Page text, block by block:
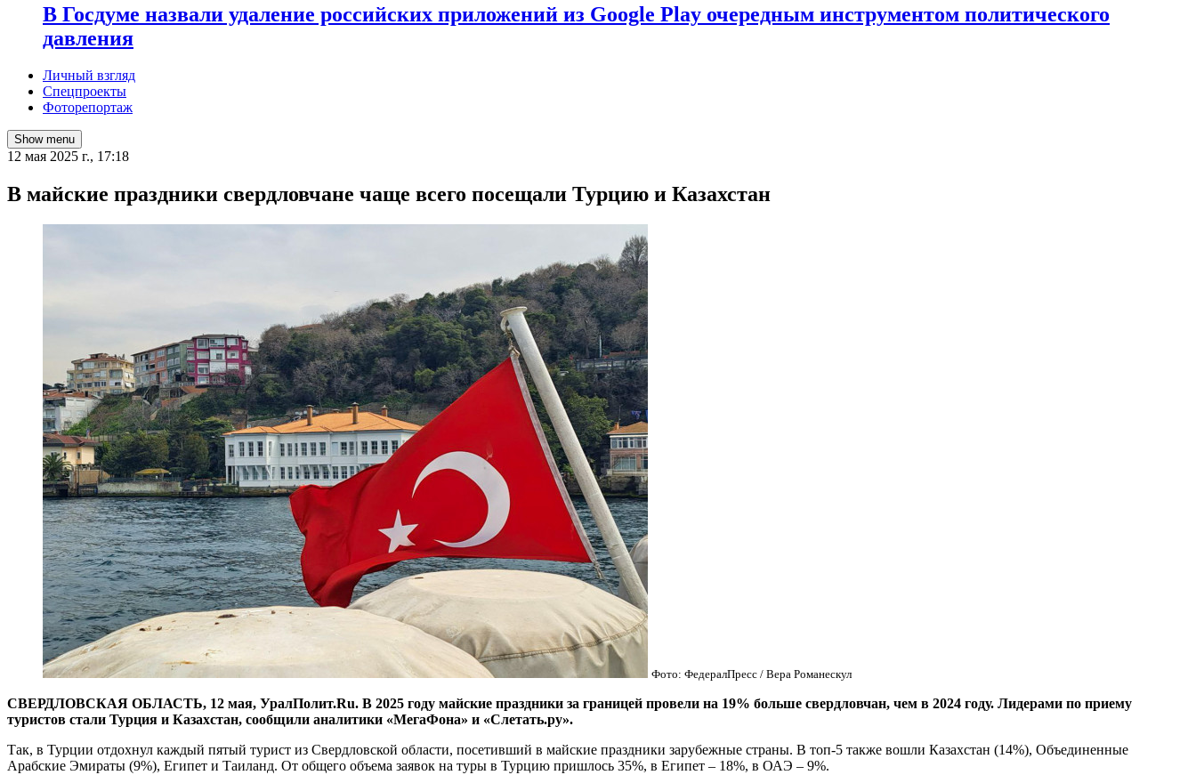
В Госдуме назвали удаление российских приложений из Google Play очередным инструментом политического
давления
Личный взгляд
Спецпроекты
Фоторепортаж
Show menu
12 мая 2025 г., 17:18
В майские праздники свердловчане чаще всего посещали Турцию и Казахстан
Фото: ФедералПресс / Вера Романескул
СВЕРДЛОВСКАЯ ОБЛАСТЬ, 12 мая, УралПолит.Ru. В 2025 году майские праздники за границей провели на 19% больше свердловчан, чем в 2024 году. Лидерами по приему
туристов стали Турция и Казахстан, сообщили аналитики «МегаФона» и «Слетать.ру».
Так, в Турции отдохнул каждый пятый турист из Свердловской области, посетивший в майские праздники зарубежные страны. В топ-5 также вошли Казахстан (14%), Объединенные
Арабские Эмираты (9%), Египет и Таиланд. От общего объема заявок на туры в Турцию пришлось 35%, в Египет – 18%, в ОАЭ – 9%.